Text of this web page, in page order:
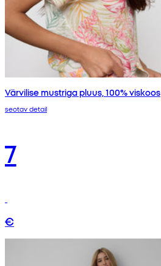
Värvilise mustriga pluus, 100% viskoos
seotav detail
7
€